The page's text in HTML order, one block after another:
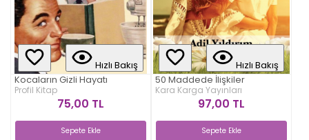
Hızlı Bakış
Kocaların Gizli Hayatı
Profil Kitap
75,00 TL
Sepete Ekle
Hızlı Bakış
50 Maddede İlişkiler
Kara Karga Yayınları
97,00 TL
Sepete Ekle